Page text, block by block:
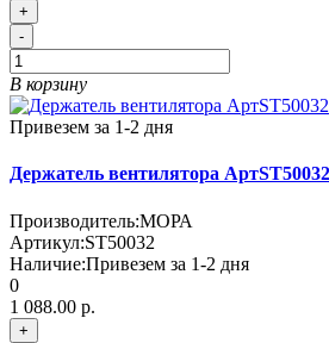
+
-
В корзину
Привезем за 1-2 дня
Держатель вентилятора АртST50032
Производитель:МОРА
Артикул:ST50032
Наличие:Привезем за 1-2 дня
0
1 088.00 р.
+